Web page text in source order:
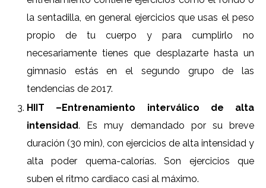
la sentadilla, en general ejercicios que usas el peso
propio de tu cuerpo y para cumplirlo no
necesariamente tienes que desplazarte hasta un
gimnasio estás en el segundo grupo de las
tendencias de 2017.
HIIT –Entrenamiento interválico de alta
intensidad. Es muy demandado por su breve
duración (30 min), con ejercicios de alta intensidad y
alta poder quema-calorías. Son ejercicios que
suben el ritmo cardiaco casi al máximo.